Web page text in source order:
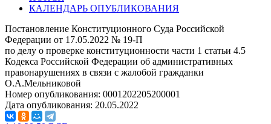
КАЛЕНДАРЬ ОПУБЛИКОВАНИЯ
Постановление Конституционного Суда Российской
Федерации от 17.05.2022 № 19-П
по делу о проверке конституционности части 1 статьи 4.5
Кодекса Российской Федерации об административных
правонарушениях в связи с жалобой гражданки
О.А.Мельниковой
Номер опубликования: 0001202205200001
Дата опубликования: 20.05.2022